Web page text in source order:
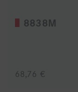
8838M
68,76 €